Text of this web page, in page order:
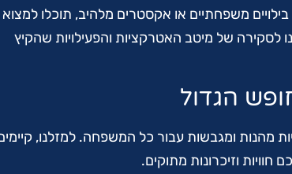
משפחתיים או אקסטרים מלהיב, תוכלו למצוא
לסקירה של מיטב האטרקציות והפעילויות שהקיץ
הגדול
מהנות ומגבשות עבור כל המשפחה. למזלנו,
וזיכרונות מתוקים.